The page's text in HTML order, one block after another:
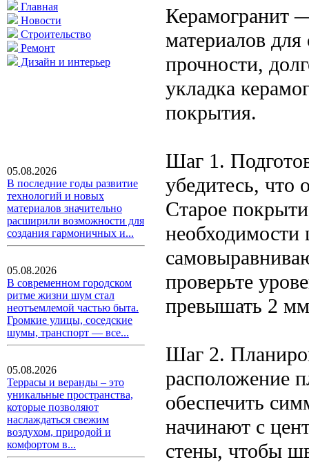
Главная
Новости
Строительство
Ремонт
Дизайн и интерьер
05.08.2026
В последние годы развитие
технологий и новых
материалов значительно
расширили возможности для
создания гармоничных и...
05.08.2026
В современном городском
ритме жизни шум стал
неотъемлемой частью быта.
Громкие улицы, соседские
шумы, транспорт — все...
05.08.2026
Террасы и веранды – это
уникальные пространства,
которые позволяют
наслаждаться свежим
воздухом, природой и
комфортом в...
Керамогранит
материалов для
прочности,
укладка
покрытия.
Шаг 1.
убедитесь, что
Старое
необходимости
проверьте
превышать 2
Шаг 2.
расположение
обеспечить
начинают с
стены, чтобы